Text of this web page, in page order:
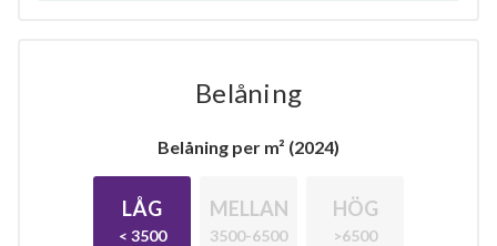
Belåning
Belåning per m² (2024)
LÅG
< 3500
MELLAN
3500-6500
HÖG
>6500